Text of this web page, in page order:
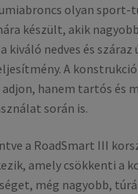
olyan sport-
készült, akik
kiváló nedves és száraz
A konstrukció
hanem tartós és
során is.
a RoadSmart III
amely csökkenti a
még nagyobb,